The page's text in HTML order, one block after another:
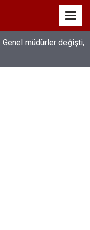
müdürler değişti,